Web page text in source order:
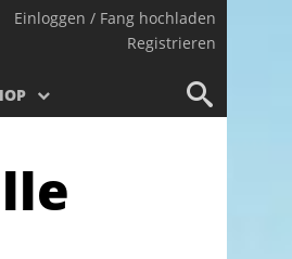
Einloggen / Fang hochladen
Registrieren